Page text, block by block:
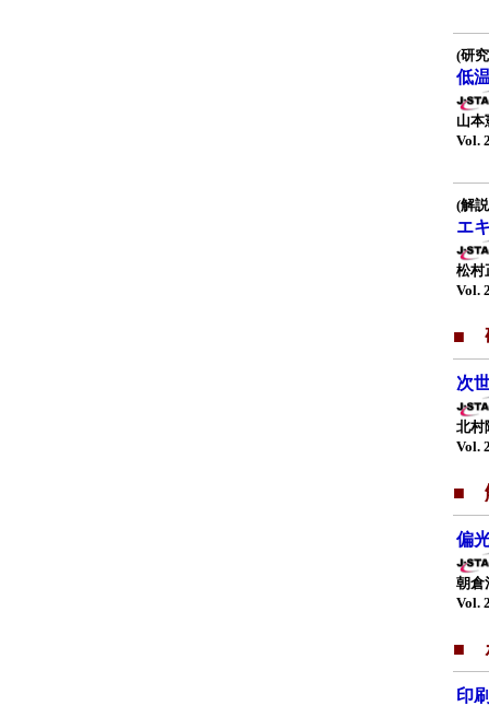
(研
低
山本
Vol.
(解
エ
松村
Vol.
■
次
北村
Vol.
■
偏
朝倉
Vol.
■
印